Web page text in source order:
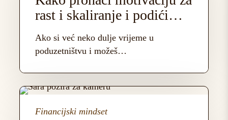
skaliranje
poslovanje
na
nivo
rast i skaliranje i podići
poslovanje na viši nivo
Ako si već neko dulje vrijeme u
poduzetništvu i možeš…
Kako
uvjerenja
Financijski mindset